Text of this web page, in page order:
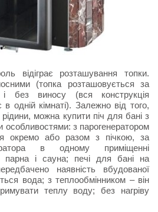
розташування топки.
(топка розташовується за
без виносу (вся конструкція
одній кімнаті). Залежно від того,
можна купити піч для бані з
особливостями: з парогенератором
окремо або разом з пічкою, за
в одному приміщенні
парна і сауна; печі для бані на
наявність вбудованої
вода; з теплообмінником – він
теплу воду; без нагріву